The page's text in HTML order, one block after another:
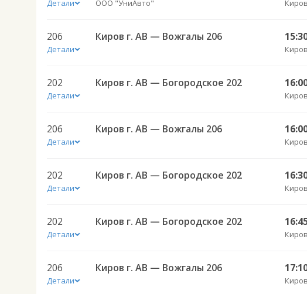
Детали ООО "УниАвто"
206
Детали
Киров г. АВ — Вожгалы 206
202
Детали
Киров г. АВ — Богородское 202
206
Детали
Киров г. АВ — Вожгалы 206
202
Детали
Киров г. АВ — Богородское 202
202
Детали
Киров г. АВ — Богородское 202
206
Детали
Киров г. АВ — Вожгалы 206